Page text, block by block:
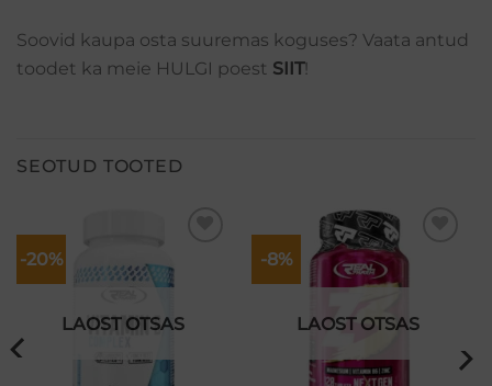
Soovid kaupa osta suuremas koguses? Vaata antud
toodet ka meie HULGI poest SIIT!
SEOTUD TOOTED
-20%
soovikorvi
LAOST OTSAS
-8%
Lisa
soovikorvi
LAOST OTSAS